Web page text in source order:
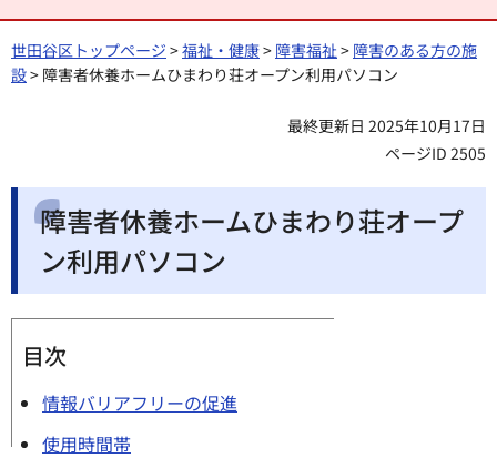
世田谷区トップページ >福祉・健康> 障害福祉 > 障害のある方の施
設> 障害者休養ホームひまわり荘オープン利用パソコン
最終更新日 2025年10月17日
ページID 2505
障害者休養ホームひまわり荘オープ
ン利用パソコン
目次
情報バリアフリーの促進
使用時間帯